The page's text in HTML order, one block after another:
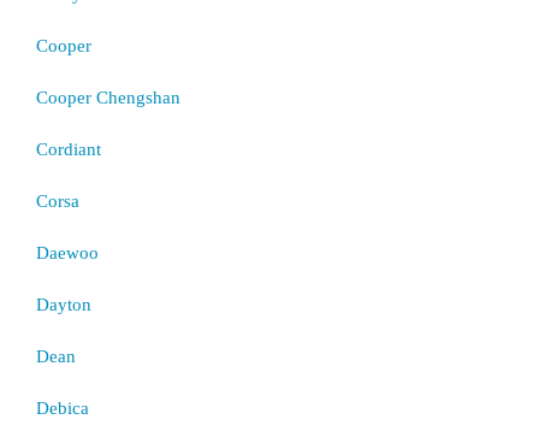
Cooper
Cooper Chengshan
Cordiant
Corsa
Daewoo
Dayton
Dean
Debica